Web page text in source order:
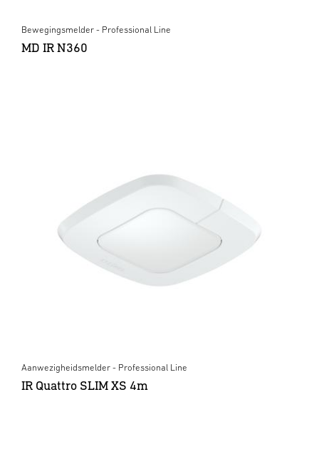
Bewegingsmelder - Professional Line
MD IR N360
Aanwezigheidsmelder - Professional Line
IR Quattro SLIM XS 4m